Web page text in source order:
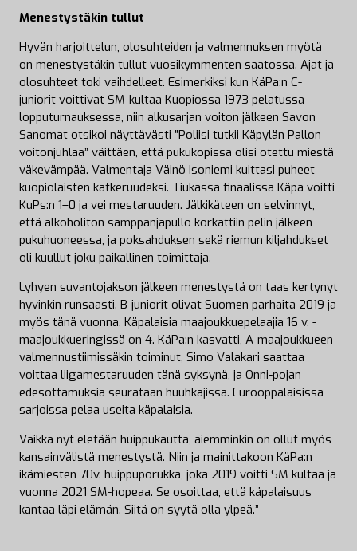
Menestystäkin tullut
Hyvän harjoittelun, olosuhteiden ja valmennuksen myötä
on menestystäkin tullut vuosikymmenten saatossa. Ajat ja
olosuhteet toki vaihdelleet. Esimerkiksi kun KäPa:n C-
juniorit voittivat SM-kultaa Kuopiossa 1973 pelatussa
lopputurnauksessa, niin alkusarjan voiton jälkeen Savon
Sanomat otsikoi näyttävästi ”Poliisi tutkii Käpylän Pallon
voitonjuhlaa” väittäen, että pukukopissa olisi otettu miestä
väkevämpää. Valmentaja Väinö Isoniemi kuittasi puheet
kuopiolaisten katkeruudeksi. Tiukassa finaalissa Käpa voitti
KuPs:n 1–0 ja vei mestaruuden. Jälkikäteen on selvinnyt,
että alkoholiton samppanjapullo korkattiin pelin jälkeen
pukuhuoneessa, ja poksahduksen sekä riemun kiljahdukset
oli kuullut joku paikallinen toimittaja.
Lyhyen suvantojakson jälkeen menestystä on taas kertynyt
hyvinkin runsaasti. B-juniorit olivat Suomen parhaita 2019 ja
myös tänä vuonna. Käpalaisia maajoukkuepelaajia 16 v. -
maajoukkueringissä on 4. KäPa:n kasvatti, A-maajoukkueen
valmennustiimissäkin toiminut, Simo Valakari saattaa
voittaa liigamestaruuden tänä syksynä, ja Onni-pojan
edesottamuksia seurataan huuhkajissa. Eurooppalaisissa
sarjoissa pelaa useita käpalaisia.
Vaikka nyt eletään huippukautta, aiemminkin on ollut myös
kansainvälistä menestystä. Niin ja mainittakoon KäPa:n
ikämiesten 70v. huippuporukka, joka 2019 voitti SM kultaa ja
vuonna 2021 SM-hopeaa. Se osoittaa, että käpalaisuus
kantaa läpi elämän. Siitä on syytä olla ylpeä.”